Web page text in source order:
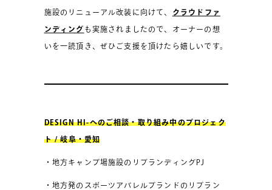
施設のリニューアル改装に向けて、 クラウドファ
ンディング も実施されましたので、オーナーの想
いを一読頂き、ぜひご支援を頂けたら嬉しいです。
DESIGN HI-へのご相談・取り組み中のプロジェク
ト / 岐阜・愛知
・地方キャンプ場施設のリブランディングPJ
・地方発のスポーツアパレルブランドのリブラン